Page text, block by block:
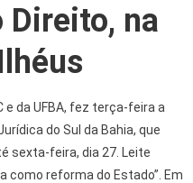
Direito, na
e da UFBA, fez terça-feira a
do Sul da Bahia, que
sexta-feira, dia 27. Leite
como reforma do Estado”. Em